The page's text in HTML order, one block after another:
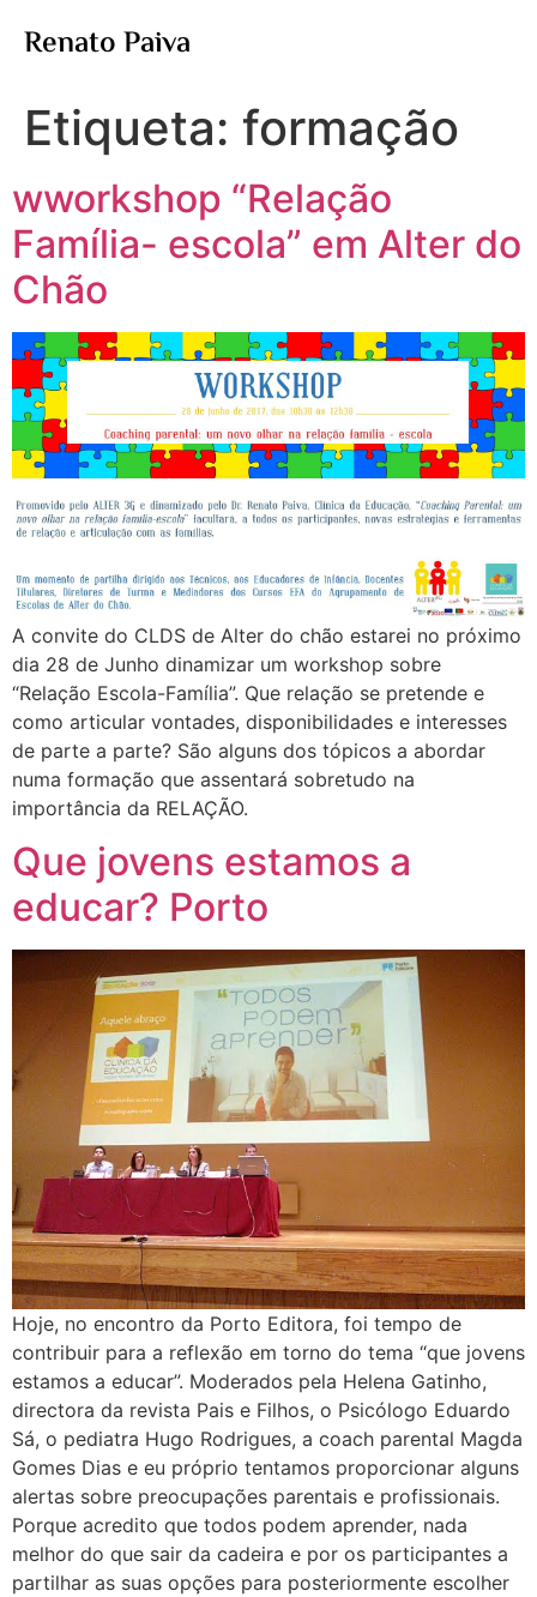
Renato Paiva
Etiqueta: formação
wworkshop “Relação
Família- escola” em Alter do
Chão
A convite do CLDS de Alter do chão estarei no próximo
dia 28 de Junho dinamizar um workshop sobre
“Relação Escola-Família”. Que relação se pretende e
como articular vontades, disponibilidades e interesses
de parte a parte? São alguns dos tópicos a abordar
numa formação que assentará sobretudo na
importância da RELAÇÃO.
Que jovens estamos a
educar? Porto
Hoje, no encontro da Porto Editora, foi tempo de
contribuir para a reflexão em torno do tema “que jovens
estamos a educar”. Moderados pela Helena Gatinho,
directora da revista Pais e Filhos, o Psicólogo Eduardo
Sá, o pediatra Hugo Rodrigues, a coach parental Magda
Gomes Dias e eu próprio tentamos proporcionar alguns
alertas sobre preocupações parentais e profissionais.
Porque acredito que todos podem aprender, nada
melhor do que sair da cadeira e por os participantes a
partilhar as suas opções para posteriormente escolher